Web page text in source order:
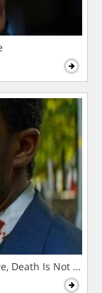
Death Is Not The